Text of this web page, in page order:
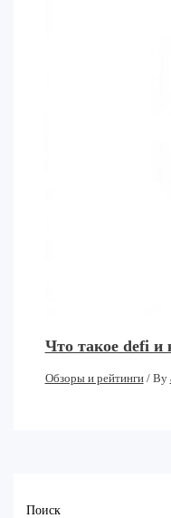
Что такое defi и
Обзоры и рейтинги/ By
Поиск